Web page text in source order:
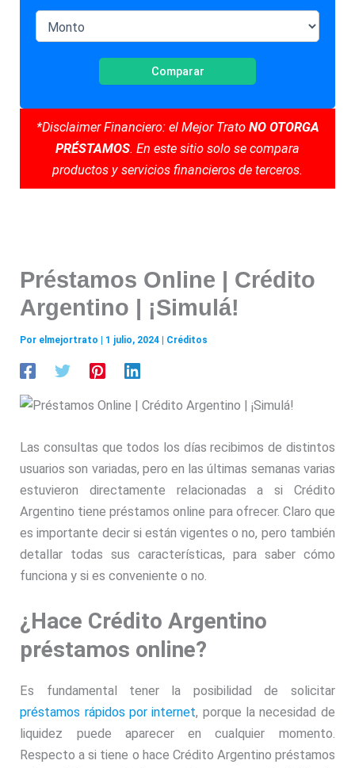
Comparar
*Disclaimer Financiero: el Mejor Trato NO OTORGA
PRÉSTAMOS. En este sitio solo se compara
productos y servicios financieros de terceros.
Préstamos Online | Crédito
Argentino | ¡Simulá!
Por elmejortrato 1 julio, 2024 Créditos
Las consultas que todos los días recibimos de distintos
usuarios son variadas, pero en las últimas semanas varias
estuvieron directamente relacionadas a si Crédito
Argentino tiene préstamos online para ofrecer. Claro que
es importante decir si están vigentes o no, pero también
detallar todas sus características, para saber cómo
funciona y si es conveniente o no.
¿Hace Crédito Argentino
préstamos online?
Es fundamental tener la posibilidad de solicitar
préstamos rápidos por internet, porque la necesidad de
liquidez puede aparecer en cualquier momento.
Respecto a si tiene o hace Crédito Argentino préstamos